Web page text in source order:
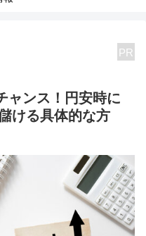
PR
ャンス！円安時に
ける具体的な方